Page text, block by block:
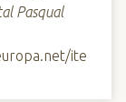
Pasqual
ite